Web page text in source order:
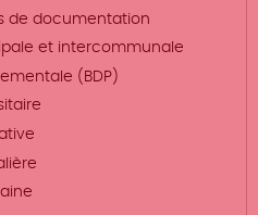
de documentation
et intercommunale
(BDP)